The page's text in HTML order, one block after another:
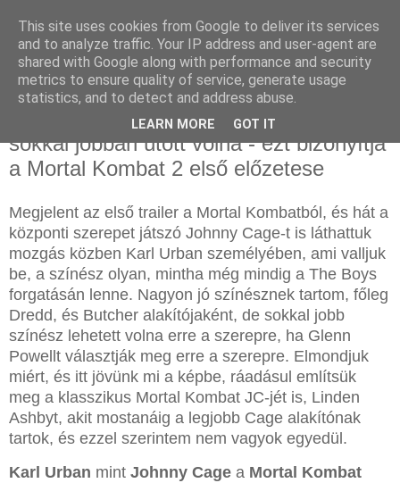
2025. július 23., szerda
Johnny Cage szerepében Glenn Powell
sokkal jobban ütött volna - ezt bizonyítja
a Mortal Kombat 2 első előzetese
Megjelent az első trailer a Mortal Kombatból, és hát a
központi szerepet játszó Johnny Cage-t is láthattuk
mozgás közben Karl Urban személyében, ami valljuk
be, a színész olyan, mintha még mindig a The Boys
forgatásán lenne. Nagyon jó színésznek tartom, főleg
Dredd, és Butcher alakítójaként, de sokkal jobb
színész lehetett volna erre a szerepre, ha Glenn
Powellt választják meg erre a szerepre. Elmondjuk
miért, és itt jövünk mi a képbe, ráadásul említsük
meg a klasszikus Mortal Kombat JC-jét is, Linden
Ashbyt, akit mostanáig a legjobb Cage alakítónak
tartok, és ezzel szerintem nem vagyok egyedül.
Karl Urban mint Johnny Cage a Mortal Kombat
This site uses cookies from Google to deliver its services
and to analyze traffic. Your IP address and user-agent are
shared with Google along with performance and security
metrics to ensure quality of service, generate usage
statistics, and to detect and address abuse.
LEARN MORE GOT IT